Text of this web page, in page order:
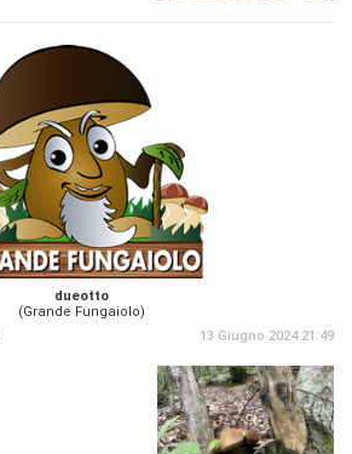
dueotto
(Grande Fungaiolo)
13 Giugno 2024 21:49